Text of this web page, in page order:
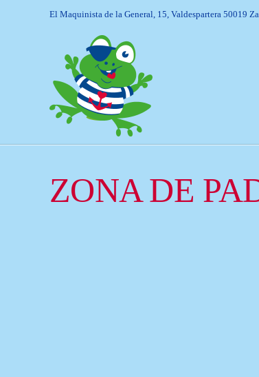
El Maquinista de la General, 15, Valdespartera 50019
ZONA DE